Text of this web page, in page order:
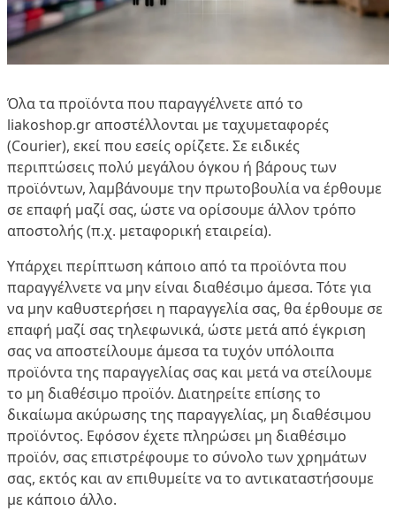
Όλα τα προϊόντα που παραγγέλνετε από το
liakoshop.gr αποστέλλονται με ταχυμεταφορές
(Courier), εκεί που εσείς ορίζετε. Σε ειδικές
περιπτώσεις πολύ μεγάλου όγκου ή βάρους των
προϊόντων, λαμβάνουμε την πρωτοβουλία να έρθουμε
σε επαφή μαζί σας, ώστε να ορίσουμε άλλον τρόπο
αποστολής (π.χ. μεταφορική εταιρεία).
Υπάρχει περίπτωση κάποιο από τα προϊόντα που
παραγγέλνετε να μην είναι διαθέσιμο άμεσα. Τότε για
να μην καθυστερήσει η παραγγελία σας, θα έρθουμε σε
επαφή μαζί σας τηλεφωνικά, ώστε μετά από έγκριση
σας να αποστείλουμε άμεσα τα τυχόν υπόλοιπα
προϊόντα της παραγγελίας σας και μετά να στείλουμε
το μη διαθέσιμο προϊόν. Διατηρείτε επίσης το
δικαίωμα ακύρωσης της παραγγελίας, μη διαθέσιμου
προϊόντος. Εφόσον έχετε πληρώσει μη διαθέσιμο
προϊόν, σας επιστρέφουμε το σύνολο των χρημάτων
σας, εκτός και αν επιθυμείτε να το αντικαταστήσουμε
με κάποιο άλλο.